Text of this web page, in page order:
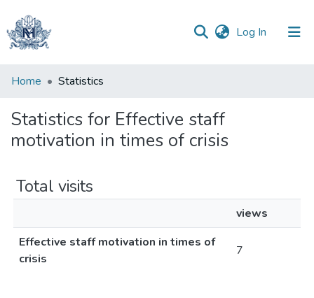
Log In (current)
Communities
Collections
All of DSpace
Home Statistics
Statistics for Effective staff
motivation in times of crisis
Total visits
views
Effective staff motivation in times of
crisis
7